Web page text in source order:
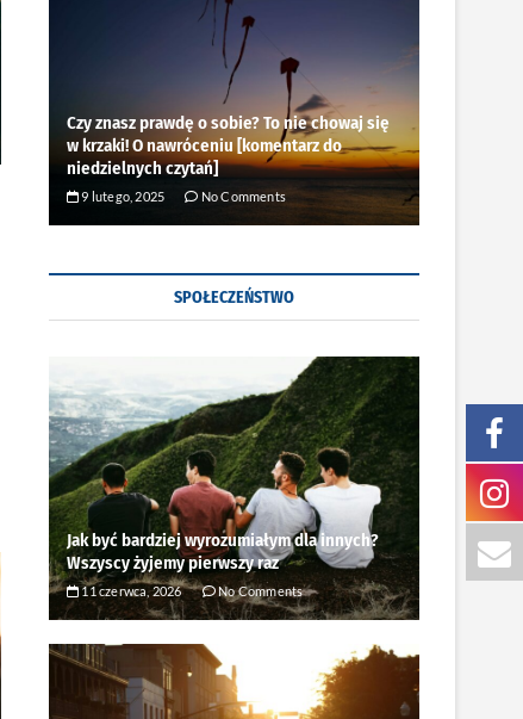
Czy znasz prawdę o sobie? To nie chowaj się
w krzaki! O nawróceniu [komentarz do
niedzielnych czytań]
9 lutego, 2025 No Comments
SPOŁECZEŃSTWO
Jak być bardziej wyrozumiałym dla innych?
Wszyscy żyjemy pierwszy raz
11 czerwca, 2026 No Comments